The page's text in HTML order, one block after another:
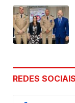
REDES SOCIAIS